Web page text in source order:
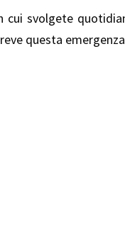
cui svolgete
questa